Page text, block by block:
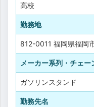
高校
勤務地
812-0011 福岡県福岡
メーカー系列・チェー
ガソリンスタンド
勤務先名